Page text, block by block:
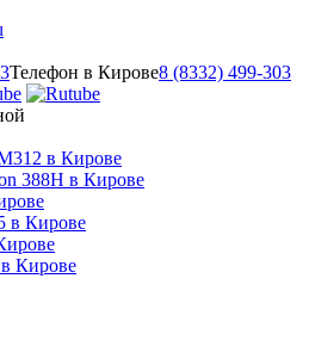
Телефон в Кирове8 (8332) 499-303